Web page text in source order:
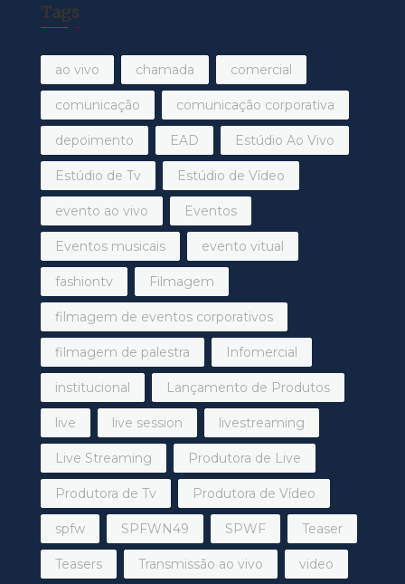
Tags
ao vivo chamada comercial
comunicação comunicação corporativa
depoimento EAD Estúdio Ao Vivo
Estúdio de Tv Estúdio de Vídeo
evento ao vivo Eventos
Eventos musicais evento vitual
fashiontv Filmagem
filmagem de eventos corporativos
filmagem de palestra Infomercial
institucional Lançamento de Produtos
live live session livestreaming
Live Streaming Produtora de Live
Produtora de Tv Produtora de Vídeo
spfw SPFWN49 SPWF Teaser
Teasers Transmissão ao vivo video